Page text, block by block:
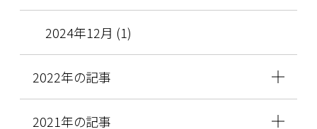
2024年12月 (1)
2022年の記事
2021年の記事